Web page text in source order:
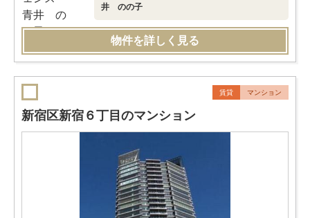
井 のの子
物件を詳しく見る
賃貸 マンション
新宿区新宿６丁目のマンション